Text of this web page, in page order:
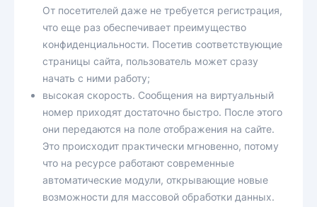
От посетителей даже не требуется регистрация,
что еще раз обеспечивает преимущество
конфиденциальности. Посетив соответствующие
страницы сайта, пользователь может сразу
начать с ними работу;
высокая скорость. Сообщения на виртуальный
номер приходят достаточно быстро. После этого
они передаются на поле отображения на сайте.
Это происходит практически мгновенно, потому
что на ресурсе работают современные
автоматические модули, открывающие новые
возможности для массовой обработки данных.